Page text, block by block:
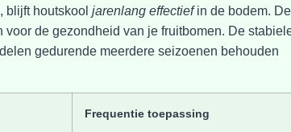
blijft houtskool jarenlang effectiefin de bodem.
de gezondheid van je fruitbomen. De
gedurende meerdere seizoenen behouden
Frequentie toepassing